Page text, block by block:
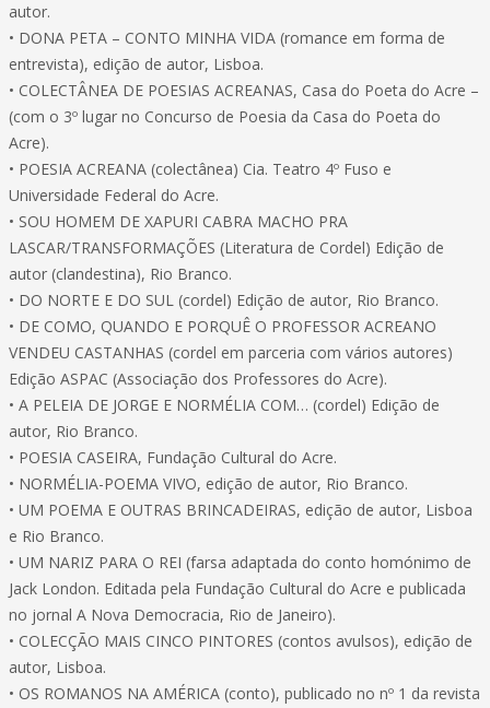
autor.
• DONA PETA – CONTO MINHA VIDA (romance em forma de
entrevista), edição de autor, Lisboa.
• COLECTÂNEA DE POESIAS ACREANAS, Casa do Poeta do Acre –
(com o 3º lugar no Concurso de Poesia da Casa do Poeta do
Acre).
• POESIA ACREANA (colectânea) Cia. Teatro 4º Fuso e
Universidade Federal do Acre.
• SOU HOMEM DE XAPURI CABRA MACHO PRA
LASCAR/TRANSFORMAÇÕES (Literatura de Cordel) Edição de
autor (clandestina), Rio Branco.
• DO NORTE E DO SUL (cordel) Edição de autor, Rio Branco.
• DE COMO, QUANDO E PORQUÊ O PROFESSOR ACREANO
VENDEU CASTANHAS (cordel em parceria com vários autores)
Edição ASPAC (Associação dos Professores do Acre).
• A PELEIA DE JORGE E NORMÉLIA COM… (cordel) Edição de
autor, Rio Branco.
• POESIA CASEIRA, Fundação Cultural do Acre.
• NORMÉLIA-POEMA VIVO, edição de autor, Rio Branco.
• UM POEMA E OUTRAS BRINCADEIRAS, edição de autor, Lisboa
e Rio Branco.
• UM NARIZ PARA O REI (farsa adaptada do conto homónimo de
Jack London. Editada pela Fundação Cultural do Acre e publicada
no jornal A Nova Democracia, Rio de Janeiro).
• COLECÇÃO MAIS CINCO PINTORES (contos avulsos), edição de
autor, Lisboa.
• OS ROMANOS NA AMÉRICA (conto), publicado no nº 1 da revista